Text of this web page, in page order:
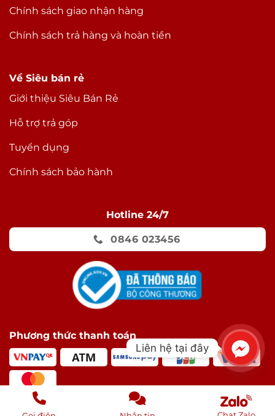
Chính sách giao nhận hàng
Chính sách trả hàng và hoàn tiền
Về Siêu bán rẻ
Giới thiệu Siêu Bán Rẻ
Hỗ trợ trả góp
Tuyển dụng
Chính sách bảo hành
Hotline 24/7
0846 023456
Phương thức thanh toán
Liên hệ tại đây